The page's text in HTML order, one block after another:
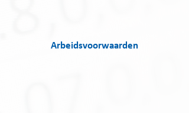
Arbeidsvoorwaarden